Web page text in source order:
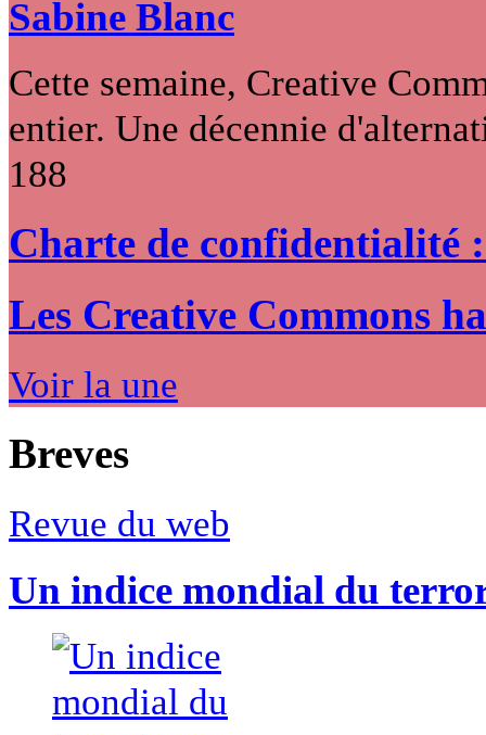
Sabine Blanc
Cette semaine, Creative
entier. Une décennie
188
Charte de confidentialité
Les Creative Commons
Voir la une
Breves
Revue du web
Un indice mondial du